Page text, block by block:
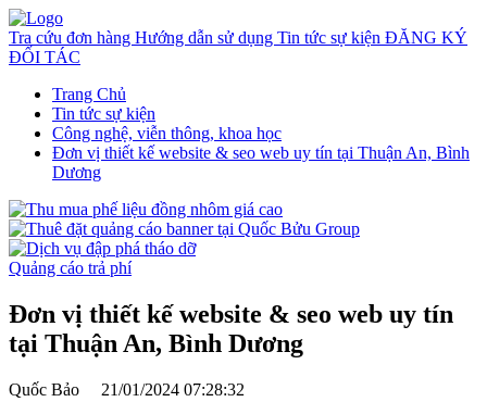
Tra cứu đơn hàng Hướng dẫn sử dụng Tin tức sự kiện ĐĂNG KÝ
ĐỐI TÁC
Trang Chủ
Tin tức sự kiện
Công nghệ, viễn thông, khoa học
Đơn vị thiết kế website & seo web uy tín tại Thuận An, Bình
Dương
Quảng cáo trả phí
Đơn vị thiết kế website & seo web uy tín
tại Thuận An, Bình Dương
Quốc Bảo 21/01/2024 07:28:32